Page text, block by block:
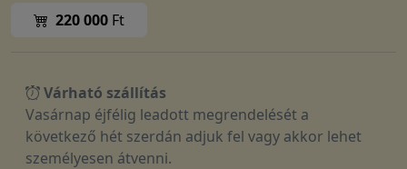
220 000 Ft
Várható szállítás
Vasárnap éjfélig leadott megrendelését a
következő hét szerdán adjuk fel vagy akkor lehet
személyesen átvenni.